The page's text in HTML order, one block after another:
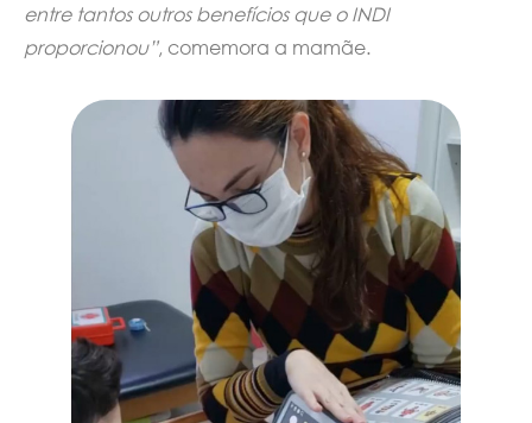
entre tantos outros benefícios que o INDI
proporcionou”, comemora a mamãe.